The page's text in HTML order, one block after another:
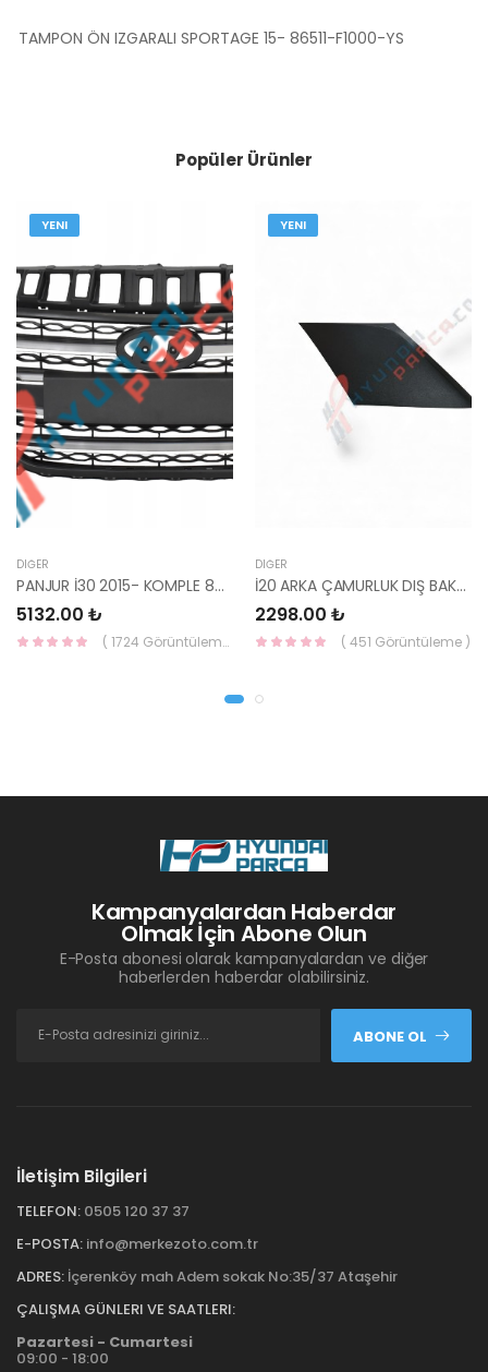
TAMPON ÖN IZGARALI SPORTAGE 15- 86511-F1000-YS
Popüler Ürünler
YENI
DIĞER
PANJUR İ30 2015- KOMPLE 86350-A6800-YS
5132.00 ₺
( 1724 Görüntüleme )
YENI
DIĞER
İ20 ARKA ÇAMURLUK DIŞ BAKALİTİ SOL 2015- ( PARLAK SİYAH ) 87360-C8000-YS
2298.00 ₺
( 451 Görüntüleme )
Kampanyalardan Haberdar
Olmak İçin Abone Olun
E-Posta abonesi olarak kampanyalardan ve diğer
haberlerden haberdar olabilirsiniz.
ABONE OL
İletişim Bilgileri
TELEFON: 0505 120 37 37
E-POSTA: info@merkezoto.com.tr
ADRES: İçerenköy mah Adem sokak No:35/37 Ataşehir
ÇALIŞMA GÜNLERI VE SAATLERI:
Pazartesi - Cumartesi
09:00 - 18:00